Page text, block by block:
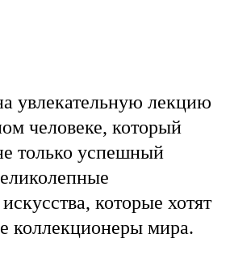
увлекательную лекцию
человеке, который
только успешный
которые хотят
коллекционеры мира.